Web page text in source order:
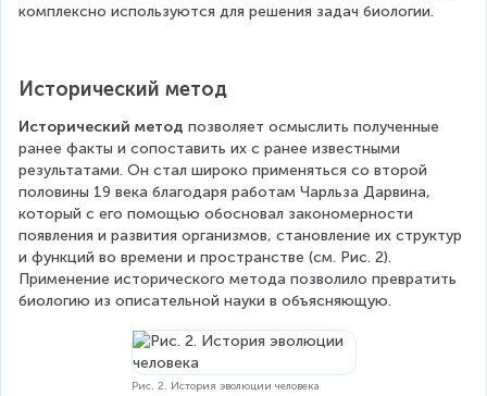
комплексно используются для решения задач биологии.
Исторический метод
Исторический метод позволяет осмыслить полученные
ранее факты и сопоставить их с ранее известными
результатами. Он стал широко применяться со второй
половины 19 века благодаря работам Чарльза Дарвина,
который с его помощью обосновал закономерности
появления и развития организмов, становление их структур
и функций во времени и пространстве (см. Рис. 2).
Применение исторического метода позволило превратить
биологию из описательной науки в объясняющую.
Рис. 2. История эволюции человека